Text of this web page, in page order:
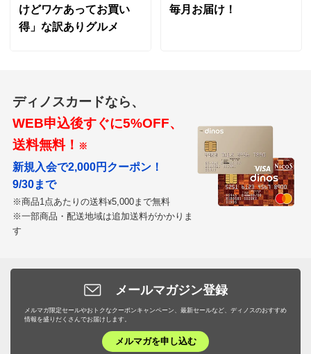
けどワケあってお買い
得」な訳ありグルメ
毎月お届け！
ディノスカードなら、
WEB申込後すぐに5%OFF、
送料無料！ ※
新規入会で2,000円クーポン！
9/30まで
※商品1点あたりの送料¥5,000まで無料
※一部商品・配送地域は追加送料がかかりま
す
メールマガジン登録
メルマガ限定セールやおトクなクーポンキャンペーン、最新セールなど、ディノスのおすすめ
情報を盛りだくさんでお届けします。
メルマガを申し込む